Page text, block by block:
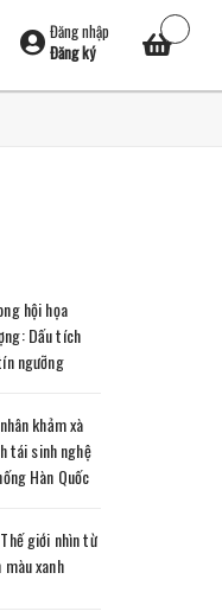
Đăng nhập
Đăng ký
hội họa
Dấu tích
ngưỡng
khảm xà
tái sinh nghệ
Hàn Quốc
giới nhìn từ
xanh